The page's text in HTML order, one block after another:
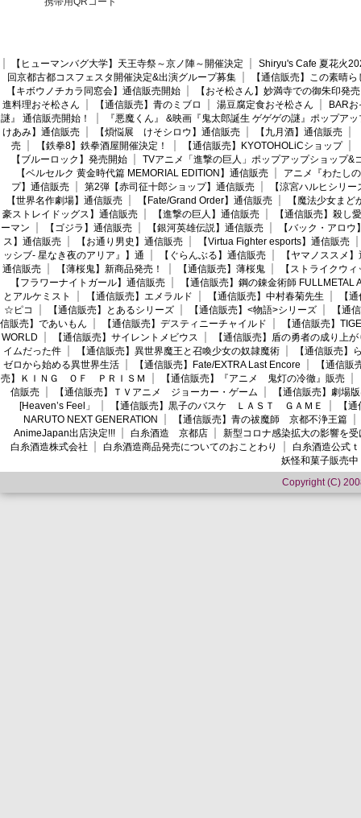
【ヒューマンバグ大学】天王寺祭～京ノ陣～開催決定
Shiryu's Cafe 夏花火
回京都古都コスフェスタ開催決定&出演グループ募集
【通信販売】この素晴
【キボウノチカラ同窓会】通信販売開始
【おそ松さん】妙満寺での御朱印発売
進料理おそ松さん
【通信販売】青のミブロ 湯豆腐定食おそ松さん
BAR
謎』 通信販売開始！
『悪魔くん』 &映画『鬼太郎誕生 ゲゲゲの謎』ポップア
けあみ】通信販売
【煩悩展 けそシロウ】通信販売 【九月酒】通信販売
売
【鉄拳8】鉄拳酒屋開催決定！ 【通信販売】KYOTOHOLiCショップ
【ブルーロック】発売開始
TVアニメ「進撃の巨人」ポップアップショップ&
【ベルセルク 黄金時代篇 MEMORIAL EDITION】通信販売
アニメ『わたし
プ】通信販売
第2弾【赤司征十郎ショップ】通信販売
【涼宮ハルヒシリ
【世界名作劇場】通信販売
【Fate/Grand Order】通信販売
【魔法少女ま
豪ストレイドッグス】通信販売
【進撃の巨人】通信販売
【通信販売】殺し愛
ーマン
【ゴジラ】通信販売 【銀河英雄伝説】通信販売
【バック・アロウ
ス】通信販売
【お通り男史】通信販売
【Virtua Fighter esports】通信販売
ッシブ- 星なき夜のアリア』】通
【ぐらんぶる】通信販売
【ヤマノススメ
通信販売
【薄桜鬼】新商品発売！ 【通信販売】薄桜鬼
【ストライクウ
【フラワーナイトガール】通信販売
【通信販売】鋼の錬金術師 FULLMETAL
とアルケミスト
【通信販売】エメラルド 【通信販売】中村春菊先生
【
☆ピコ
【通信販売】とあるシリーズ 【通信販売】<物語>シリーズ
【通
信販売】であいもん
【通信販売】デスティニーチャイルド
【通信販売】
WORLD
【通信販売】サイレントメビウス
【通信販売】盾の勇者の成り上が
イムだった件
【通信販売】異世界魔王と召喚少女の奴隷魔術
【通信販売】
ゼロから始める異世界生活
【通信販売】Fate/EXTRA Last Encore
【通信
売】ＫＩＮＧ ＯＦ ＰＲＩＳＭ
【通信販売】『アニメ 鬼灯の冷徹』販売
信販売
【通信販売】ＴＶアニメ ジョーカー・ゲーム
【通信販売】劇場
[Heaven’s Feel」
【通信販売】黒子のバスケ ＬＡＳＴ ＧＡＭＥ
【
NARUTO NEXT GENERATION
【通信販売】青の祓魔師 京都不浄王篇
AnimeJapan出店決定!!!
白糸酒造 京都店
新型コロナ感染拡大の影響を
白糸酒造株式会社
白糸酒造商品発売についてのおことわり
白糸酒造公式
妖怪和菓子販売中
Copyright (C)